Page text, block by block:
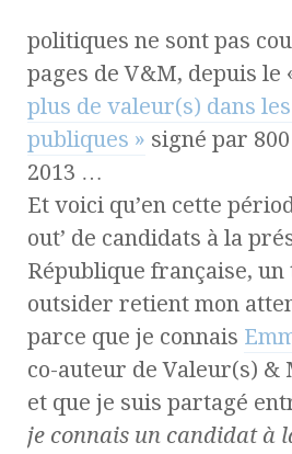
politiques ne sont pas
pages de V&M, depuis le
plus de valeur(s) dans
publiques » signé par
2013 …
Et voici qu’en cette
out’ de candidats à la
République française, un
outsider retient mon
parce que je connais
co-auteur de Valeur(s) &
et que je suis partagé
je connais un candidat à